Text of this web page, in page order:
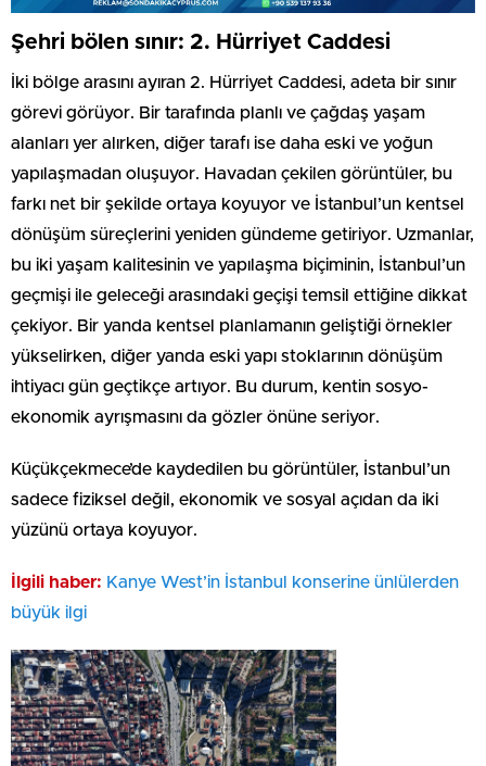
Şehri bölen sınır: 2. Hürriyet Caddesi
İki bölge arasını ayıran 2. Hürriyet Caddesi, adeta bir sınır
görevi görüyor. Bir tarafında planlı ve çağdaş yaşam
alanları yer alırken, diğer tarafı ise daha eski ve yoğun
yapılaşmadan oluşuyor. Havadan çekilen görüntüler, bu
farkı net bir şekilde ortaya koyuyor ve İstanbul’un kentsel
dönüşüm süreçlerini yeniden gündeme getiriyor. Uzmanlar,
bu iki yaşam kalitesinin ve yapılaşma biçiminin, İstanbul’un
geçmişi ile geleceği arasındaki geçişi temsil ettiğine dikkat
çekiyor. Bir yanda kentsel planlamanın geliştiği örnekler
yükselirken, diğer yanda eski yapı stoklarının dönüşüm
ihtiyacı gün geçtikçe artıyor. Bu durum, kentin sosyo-
ekonomik ayrışmasını da gözler önüne seriyor.
Küçükçekmece’de kaydedilen bu görüntüler, İstanbul’un
sadece fiziksel değil, ekonomik ve sosyal açıdan da iki
yüzünü ortaya koyuyor.
İlgili haber: Kanye West’in İstanbul konserine ünlülerden
büyük ilgi